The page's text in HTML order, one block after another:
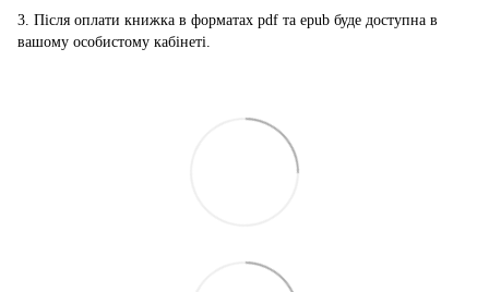
3. Після оплати книжка в форматах pdf та epub буде доступна в
вашому особистому кабінеті.